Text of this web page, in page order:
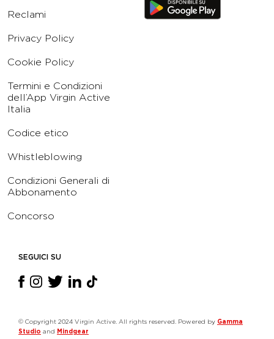
Reclami
Privacy Policy
Cookie Policy
Termini e Condizioni
dell’App Virgin Active
Italia
Codice etico
Whistleblowing
Condizioni Generali di
Abbonamento
Concorso
SEGUICI SU
© Copyright 2024 Virgin Active. All rights reserved. Powered by Gamma
Studio and Mindgear